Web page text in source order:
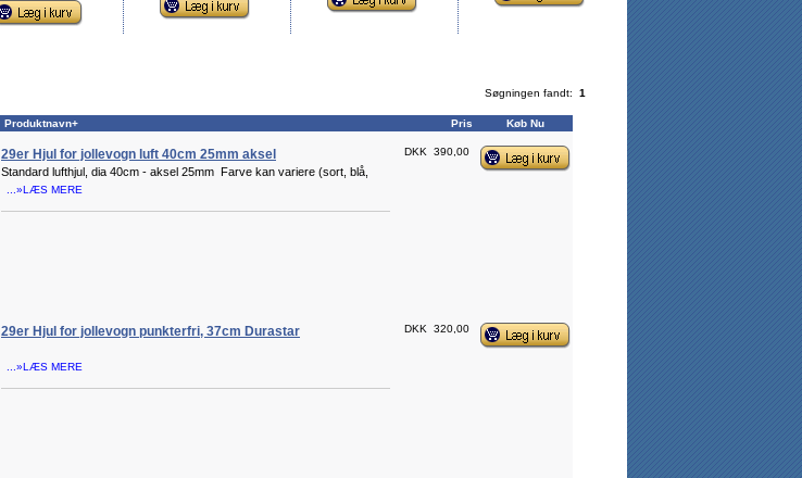
Søgningen fandt: 1
Produktnavn+ Pris Køb Nu
29er Hjul for jollevogn luft 40cm 25mm aksel
Standard lufthjul, dia 40cm - aksel 25mm Farve kan variere (sort, blå,
...»LÆS MERE
DKK 390,00
29er Hjul for jollevogn punkterfri, 37cm Durastar
...»LÆS MERE
DKK 320,00